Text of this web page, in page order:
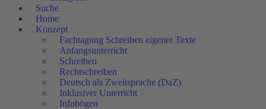
Suche
Home
Konzept
Fachtagung Schreiben eigener Texte
Anfangsunterricht
Schreiben
Rechtschreiben
Deutsch als Zweitsprache (DaZ)
Inklusiver Unterricht
Infobögen